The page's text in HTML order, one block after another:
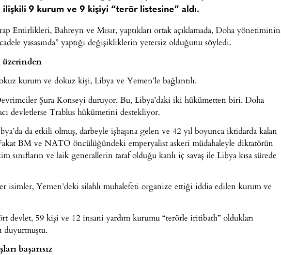
ilişkili 9 kurum ve 9 kişiyi “terör listesine” aldı.
Emirlikleri, Bahreyn ve Mısır, yaptıkları ortak açıklamada, Doha yönetiminin
yasasında” yaptığı değişikliklerin yetersiz olduğunu söyledi.
üzerinden
kurum ve dokuz kişi, Libya ve Yemen’le bağlantılı.
Şura Konseyi duruyor. Bu, Libya’daki iki hükümetten biri. Doha
devletlerse Trablus hükümetini destekliyor.
da etkili olmuş, darbeyle işbaşına gelen ve 42 yıl boyunca iktidarda kalan
Fakat BM ve NATO öncülüğündeki emperyalist askeri müdahaleyle diktatörün
sınıfların ve laik generallerin taraf olduğu kanlı iç savaş ile Libya kısa sürede
isimler, Yemen’deki silahlı muhalefeti organize ettiği iddia edilen kurum ve
devlet, 59 kişi ve 12 insani yardım kurumu “terörle iritibatlı” oldukları
duyurmuştu.
başarısız